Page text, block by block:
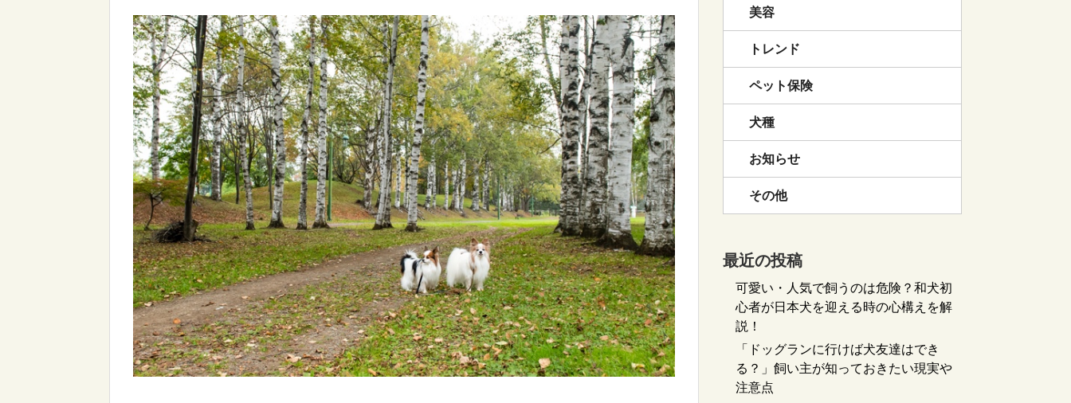
美容
トレンド
ペット保険
犬種
お知らせ
その他
最近の投稿
可愛い・人気で飼うのは危険？和犬初
心者が日本犬を迎える時の心構えを解
説！
「ドッグランに行けば犬友達はでき
る？」飼い主が知っておきたい現実や
注意点